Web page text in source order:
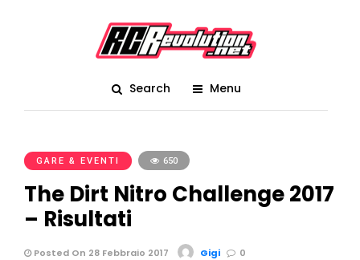
Search Menu
GARE & EVENTI 650
The Dirt Nitro Challenge 2017
– Risultati
Posted On 28 Febbraio 2017 Gigi 0